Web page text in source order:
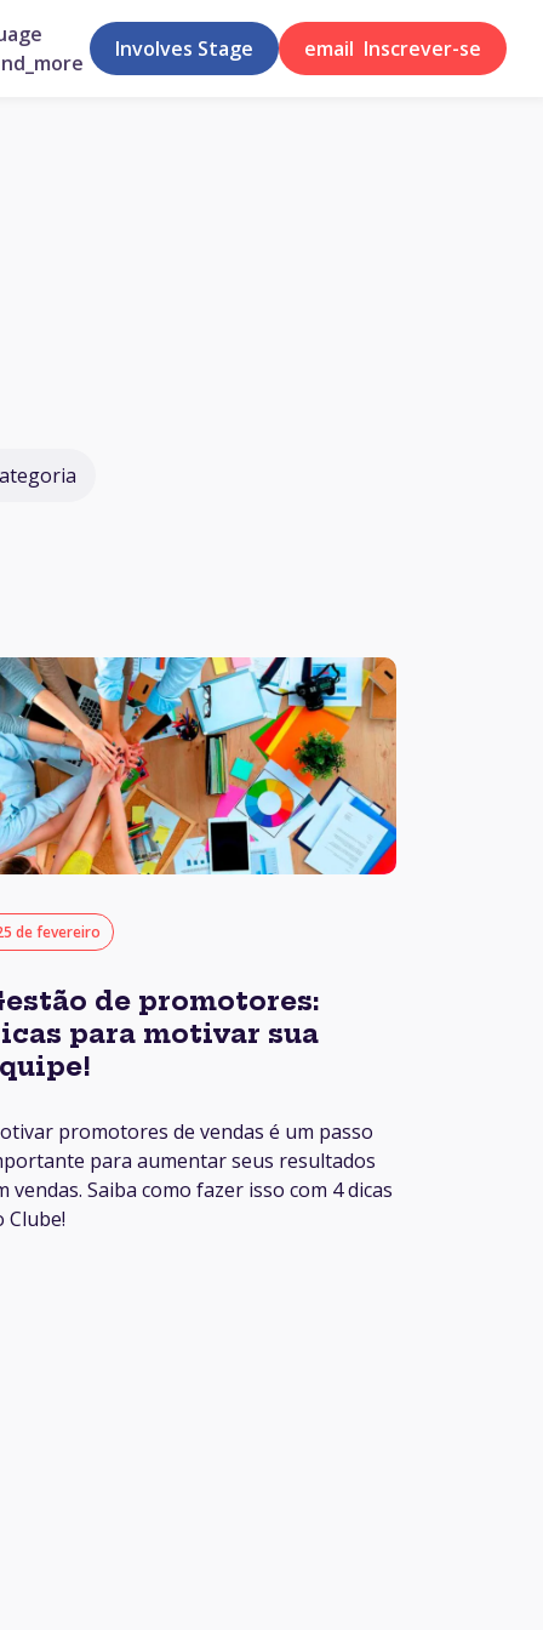
Involves Stage email Inscrever-se
de fevereiro
de promotores:
para motivar sua
promotores de vendas é um passo
para aumentar seus resultados
vendas. Saiba como fazer isso com 4 dicas
Clube!